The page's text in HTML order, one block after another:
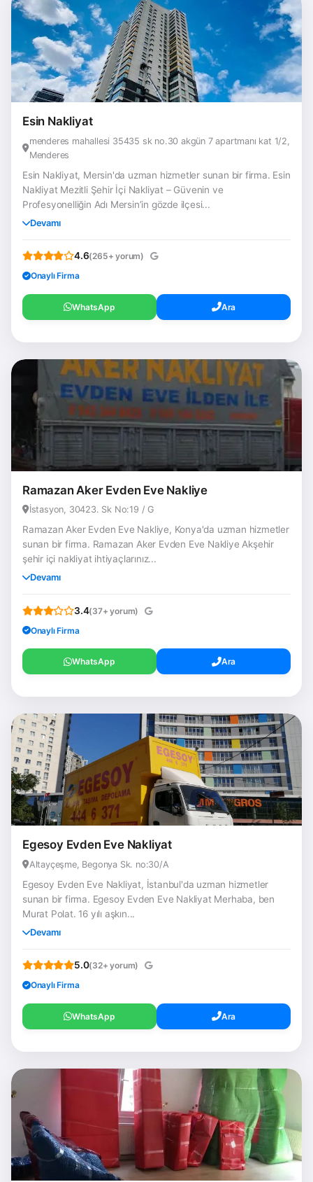
Esin Nakliyat
menderes mahallesi 35435 sk no.30 akgün 7 apartmanı kat 1/2,
Menderes
Esin Nakliyat, Mersin'da uzman hizmetler sunan bir firma. Esin
Nakliyat Mezitli Şehir İçi Nakliyat – Güvenin ve
Profesyonelliğin Adı Mersin’in gözde ilçesi...
Devamı
4.6(265+ yorum)
Onaylı Firma
WhatsApp Ara
Ramazan Aker Evden Eve Nakliye
İstasyon, 30423. Sk No:19 / G
Ramazan Aker Evden Eve Nakliye, Konya'da uzman hizmetler
sunan bir firma. Ramazan Aker Evden Eve Nakliye Akşehir
şehir içi nakliyat ihtiyaçlarınız...
Devamı
3.4(37+ yorum)
Onaylı Firma
WhatsApp Ara
Egesoy Evden Eve Nakliyat
Altayçeşme, Begonya Sk. no:30/A
Egesoy Evden Eve Nakliyat, İstanbul'da uzman hizmetler
sunan bir firma. Egesoy Evden Eve Nakliyat Merhaba, ben
Murat Polat. 16 yılı aşkın...
Devamı
5.0(32+ yorum)
Onaylı Firma
WhatsApp Ara